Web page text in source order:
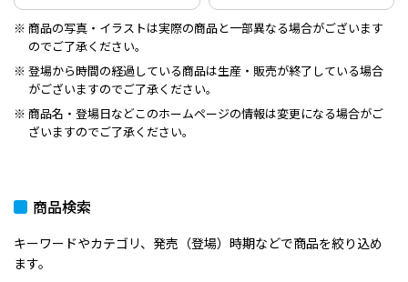
商品の写真・イラストは実際の商品と一部異なる場合がございます
のでご了承ください。
登場から時間の経過している商品は生産・販売が終了している場合
がございますのでご了承ください。
商品名・登場日などこのホームページの情報は変更になる場合がご
ざいますのでご了承ください。
商品検索
キーワードやカテゴリ、発売（登場）時期などで商品を絞り込め
ます。